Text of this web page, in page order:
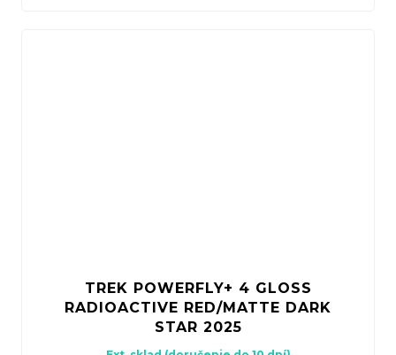
TREK POWERFLY+ 4 GLOSS
RADIOACTIVE RED/MATTE DARK
STAR 2025